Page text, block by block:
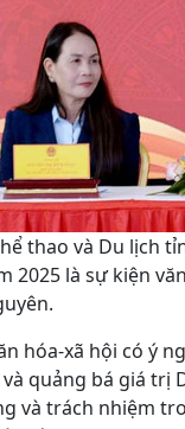
thao và Du lịch
2025 là sự kiện
hóa-xã hội có ý
quảng bá giá trị
và trách nhiệm